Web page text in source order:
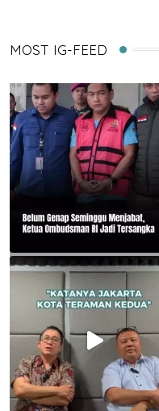
MOST IG-FEED